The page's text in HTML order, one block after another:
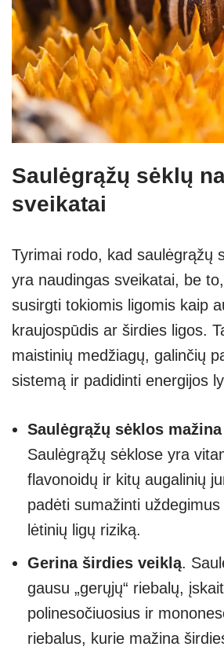
Saulėgrąžų sėklų
sveikatai
Tyrimai rodo, kad saulėgrąžų
yra naudingas sveikatai, be
susirgti tokiomis ligomis kaip
kraujospūdis ar širdies ligos.
maistinių medžiagų, galinčių
sistemą ir padidinti energijos
Saulėgrąžų sėklos
Saulėgrąžų sėklose yra
flavonoidų ir kitų augalinių
padėti sumažinti
lėtinių ligų riziką.
Gerina širdies veiklą.
gausu „gerųjų“ riebalų,
polinesočiuosius ir
riebalus, kurie mažina